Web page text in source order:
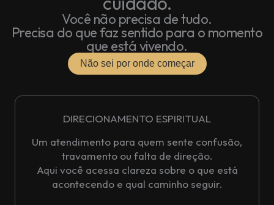
Você não precisa de tudo.
Precisa do que faz sentido para o momento
que está vivendo.
Não sei por onde começar
DIRECIONAMENTO ESPIRITUAL
Um atendimento para quem sente confusão,
travamento ou falta de direção.
Aqui você acessa clareza sobre o que está
acontecendo e qual caminho seguir.